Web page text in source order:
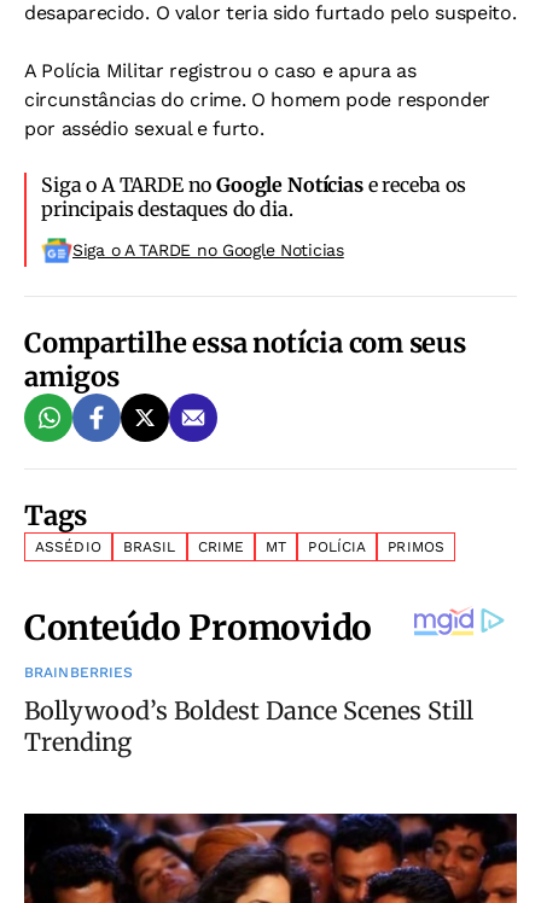
desaparecido. O valor teria sido furtado pelo suspeito.
A Polícia Militar registrou o caso e apura as
circunstâncias do crime. O homem pode responder
por assédio sexual e furto.
Siga o A TARDE noGoogle Notíciase receba os
principais destaques do dia.
Siga o A TARDE no Google Noticias
Compartilhe essa notícia com seus
amigos
Tags
ASSÉDIO BRASIL CRIME MT POLÍCIA PRIMOS